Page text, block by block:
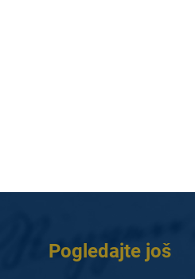
Pogledajte još